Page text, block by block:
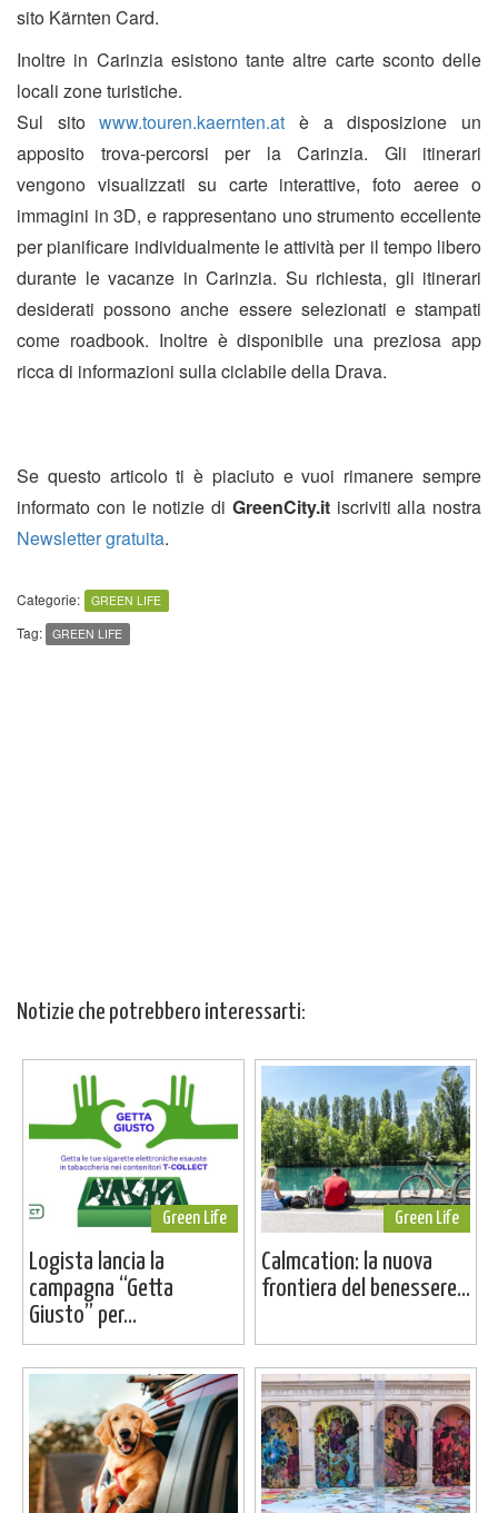
sito Kärnten Card.
Inoltre in Carinzia esistono tante altre carte sconto delle
locali zone turistiche.
Sul sitowww.touren.kaernten.at è a disposizione un
apposito trova-percorsi per la Carinzia. Gli itinerari
vengono visualizzati su carte interattive, foto aeree o
immagini in 3D, e rappresentano uno strumento eccellente
per pianificare individualmente le attività per il tempo libero
durante le vacanze in Carinzia. Su richiesta, gli itinerari
desiderati possono anche essere selezionati e stampati
come roadbook. Inoltre è disponibile una preziosa app
ricca di informazioni sulla ciclabile della Drava.
Se questo articolo ti è piaciuto e vuoi rimanere sempre
informato con le notizie di GreenCity.itiscriviti alla nostra
Newsletter gratuita.
Categorie: GREEN LIFE
Tag: GREEN LIFE
Notizie che potrebbero interessarti:
Green Life
Logista lancia la
campagna “Getta
Giusto” per...
Green Life
Calmcation: la nuova
frontiera del benessere...